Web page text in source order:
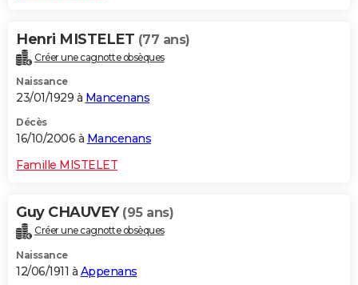
Henri MISTELET (77 ans)
Créer une cagnotte obsèques
Naissance
23/01/1929 à Mancenans
Décès
16/10/2006 à Mancenans
Famille MISTELET
Guy CHAUVEY (95 ans)
Créer une cagnotte obsèques
Naissance
12/06/1911 à Appenans